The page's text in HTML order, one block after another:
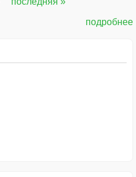
подробнее